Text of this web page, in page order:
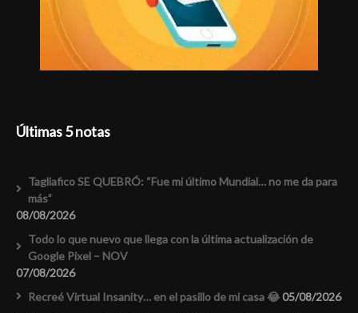
Últimas 5 notas
Tagliafico SE QUEBRÓ: “Fue mi último Mundial… no me da para
más”
08/08/2026
Todo lo que nuevo que llega con la última actualización de
Google Pixel – NOV
07/08/2026
Recreé Virtual Insanity… en el pasillo de mi casa 😂05/08/2026